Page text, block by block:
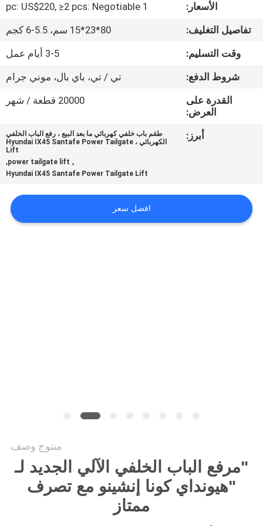
مراقبة
الجودة
اتصل
اقتباس
خريطة
الأسعار:
1 pc: US$220, ≥2 pcs: Negotiable
تفاصيل التغليف:
80*23*15 سم، 5.5-6 كجم
وقت التسليم:
3-5 أيام عمل
شروط الدفع:
تي / تي، باي بال، موني جرام
القدرة على
العرض:
20000 قطعة / شهر
أبرز:
طقم باب خلفي كهربائي ما بعد البيع ، رفع الباب الخلفي
الكهربائي ، Hyundai IX45 Santafe Power Tailgate
Lift
,
power tailgate lift
,
Hyundai IX45 Santafe Power Tailgate Lift
افضل سعر
منتوج وصف
"مرفع الباب الخلفي الآلي الجديد لـ
"هيونداي كونا إنشينو مع تصرف
ممتاز